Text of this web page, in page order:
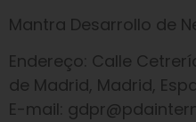
Mantra Desarrollo de
Endereço: Calle
de Madrid, Madrid,
E-mail: